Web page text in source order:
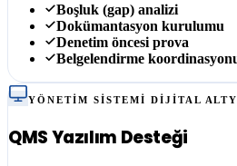
Boşluk (gap) analizi
Dokümantasyon kurulumu
Denetim öncesi prova
Belgelendirme
YÖNETIM SISTEMI DIJITAL
QMS Yazılım Desteği